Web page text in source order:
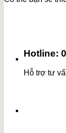
Hotline:
Hỗ trợ tư